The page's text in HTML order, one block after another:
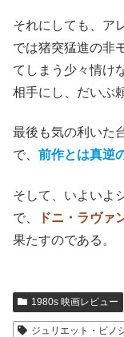
それにしても、ア
では猪突猛進の非
てしまう少々情け
相手にし、だいぶ
最後も気の利いた
で、 前作とは真逆
そして、いよいよ
で、
ドニ・ラヴァ
果たすのである。
1980s 映画レビュー
ジュリエット・ビノ